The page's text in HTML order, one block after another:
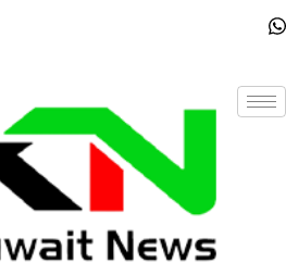
NE
News Elementor